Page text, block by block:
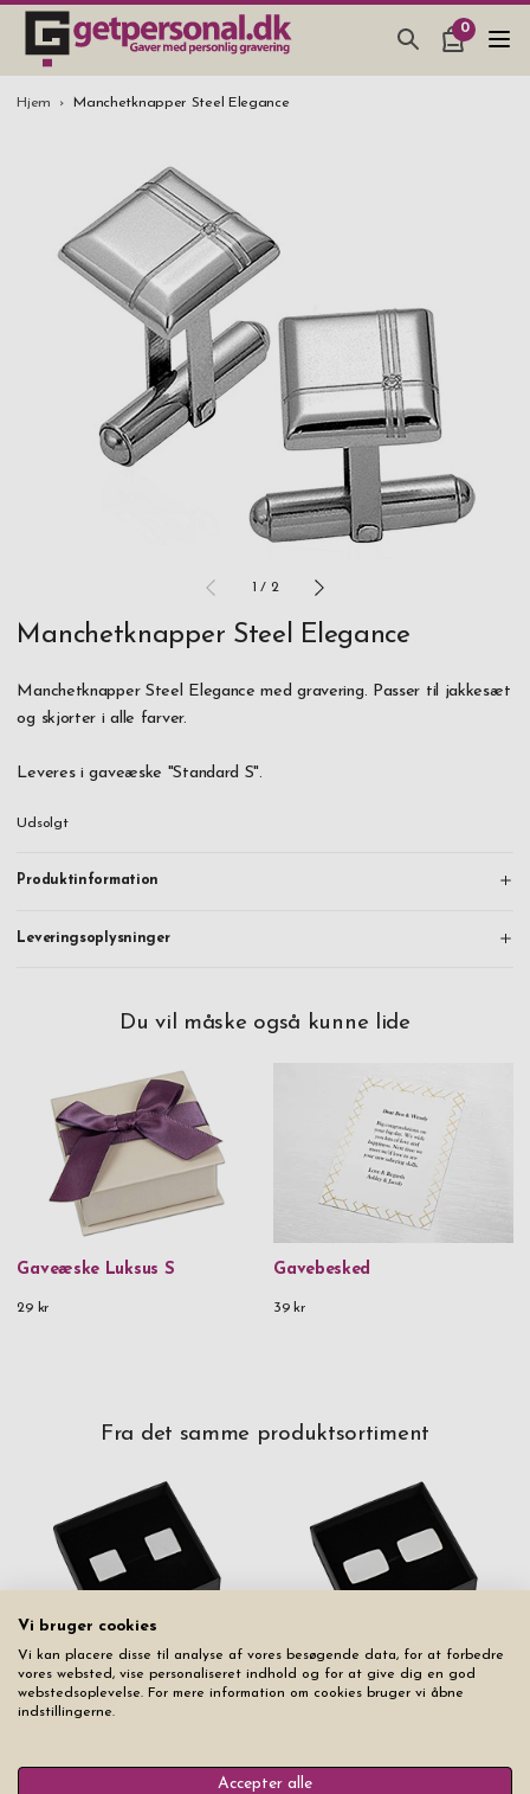
0
GAVEARTIKLAR & TING
SMYKKER & ACCESSORIES
GAVEIDEER
BRYLLUPSGAVE 2026
STUDENTERGAVE 2026
Hjem Manchetknapper Steel Elegance
1 / 2
Manchetknapper Steel Elegance
Manchetknapper Steel Elegance med gravering. Passer til jakkesæt
og skjorter i alle farver.
Leveres i gaveæske "Standard S".
Udsolgt
Produktinformation
Leveringsoplysninger
Du vil måske også kunne lide
Gaveæske Luksus S
29 kr
Gavebesked
39 kr
Fra det samme produktsortiment
Manchetknapper Milano
Silver Square
Manchetknapper Milano
Silver Rectangle
Vi bruger cookies
Vi kan placere disse til analyse af vores besøgende data, for at forbedre
vores websted, vise personaliseret indhold og for at give dig en god
webstedsoplevelse. For mere information om cookies bruger vi åbne
indstillingerne.
Accepter alle